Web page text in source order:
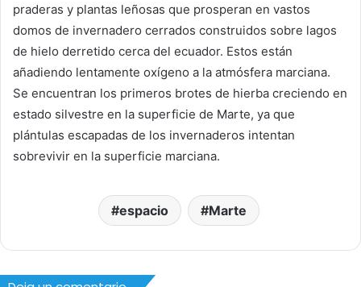
praderas y plantas leñosas que prosperan en vastos
domos de invernadero cerrados construidos sobre lagos
de hielo derretido cerca del ecuador. Estos están
añadiendo lentamente oxígeno a la atmósfera marciana.
Se encuentran los primeros brotes de hierba creciendo en
estado silvestre en la superficie de Marte, ya que
plántulas escapadas de los invernaderos intentan
sobrevivir en la superficie marciana.
espacio Marte